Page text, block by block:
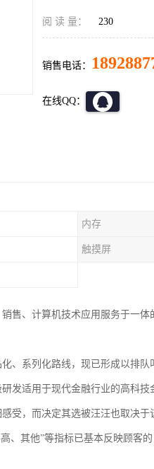
阅 读 量： 230
销售电话：
在线QQ：
内存
触摸屏
售、计算机技术应用服务于一
、系列化路线，现已形成以排
发适用于现代金融行业的高科技
受，而决定其选被汪汪也取决于
、其他”等指标已基本反映顾客